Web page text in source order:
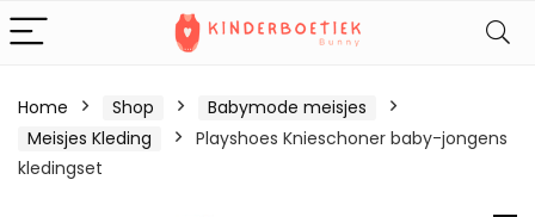
Home Shop
Babymode meisjes
Meisjes Kleding
Playshoes Knieschoner baby-jongens
kledingset